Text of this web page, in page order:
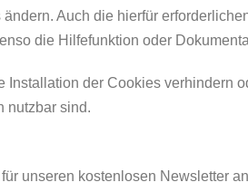
ändern. Auch die hierfür
die Hilfefunktion oder
Installation der Cookies verhindern
nutzbar sind.
unseren kostenlosen Newsletter